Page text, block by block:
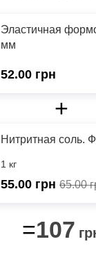
Эластичная
мм
52.00 грн
+
Нитритная соль.
1 кг
55.00 грн 65.00
=107